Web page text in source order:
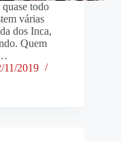
todo
várias
dos Inca,
Quem
11/2019